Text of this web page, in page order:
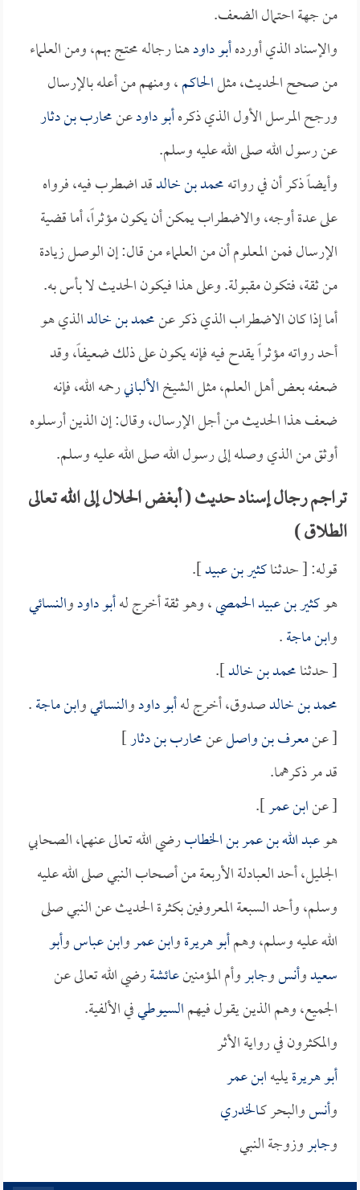
من جهة احتمال الضعف.
والإسناد الذي أوردهأبو داودهنا رجاله محتج بهم، ومن العلماء
من صحح الحديث، مثلالحاكم، ومنهم من أعله بالإرسال
ورجح المرسل الأول الذي ذكرهأبو داودعنمحارب بن دثار
عن رسول الله صلى الله عليه وسلم.
وأيضاً ذكر أن في رواتهمحمد بن خالدقد اضطرب فيه، فرواه
على عدة أوجه، والاضطراب يمكن أن يكون مؤثراً، أما قضية
الإرسال فمن المعلوم أن من العلماء من قال: إن الوصل زيادة
من ثقة، فتكون مقبولة. وعلى هذا فيكون الحديث لا بأس به.
أما إذا كان الاضطراب الذي ذكر عنمحمد بن خالدالذي هو
أحد رواته مؤثراً يقدح فيه فإنه يكون على ذلك ضعيفاً، وقد
ضعفه بعض أهل العلم، مثل الشيخالألبانيرحمه الله، فإنه
ضعف هذا الحديث من أجل الإرسال، وقال: إن الذين أرسلوه
أوثق من الذي وصله إلى رسول الله صلى الله عليه وسلم.
تراجم رجال إسناد حديث ( أبغض الحلال إلى الله تعالى
الطلاق )
قوله: [ حدثناكثير بن عبيد].
هوكثير بن عبيد الحمصي، وهو ثقة أخرج لهأبو داودوالنسائي
وابن ماجة.
[ حدثنامحمد بن خالد].
محمد بن خالدصدوق، أخرج لهأبو داودوالنسائيوابن ماجة.
[ عنمعرف بن واصلعنمحارب بن دثار]
قد مر ذكرهما.
[ عنابن عمر].
هوعبد الله بن عمر بن الخطابرضي الله تعالى عنهما، الصحابي
الجليل، أحد العبادلة الأربعة من أصحاب النبي صلى الله عليه
وسلم، وأحد السبعة المعروفين بكثرة الحديث عن النبي صلى
الله عليه وسلم، وهمأبو هريرةوابن عمروابن عباسوأبو
سعيدوأنسوجابروأم المؤمنينعائشةرضي الله تعالى عن
الجميع، وهم الذين يقول فيهمالسيوطيفي الألفية.
والمكثرون في رواية الأثر
أبو هريرةيليهابن عمر
وأنسوالبحر كـالخدري
وجابروزوجة النبي